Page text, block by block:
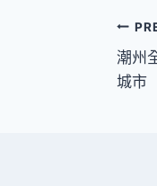
文
章
潮州
城市